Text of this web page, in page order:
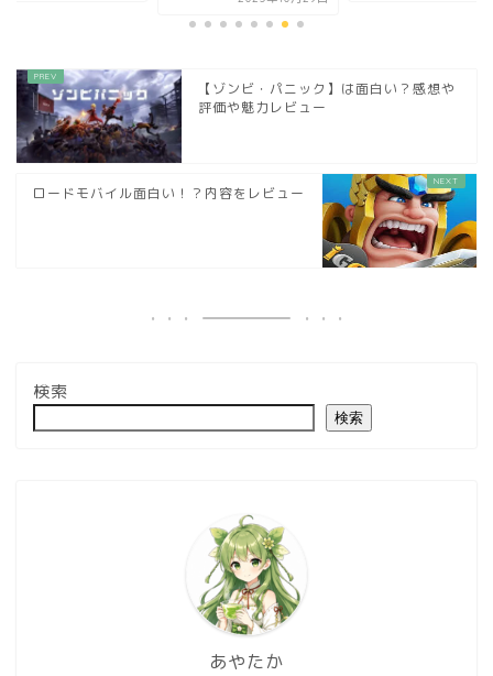
【ゾンビ・パニック】は面白い？感想や
評価や魅力レビュー
ロードモバイル面白い！？内容をレビュー
検索
検索
あやたか